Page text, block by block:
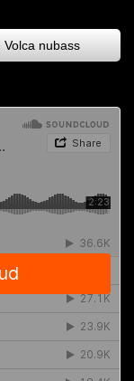
Volca nubass